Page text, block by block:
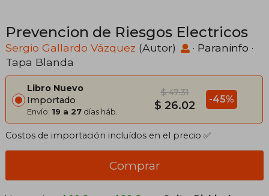
Prevencion de Riesgos Electricos
Sergio Gallardo Vázquez (Autor) · Paraninfo ·
Tapa Blanda
Libro Nuevo
Importado
Envío: 19 a 27 días háb.
$ 47.31
$ 26.02 -45%
Costos de importación incluídos en el precio ✅
Comprar